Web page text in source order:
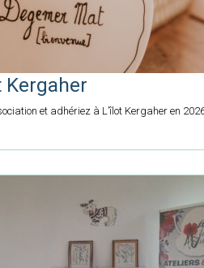
Kergaher
et adhériez à L’îlot Kergaher en